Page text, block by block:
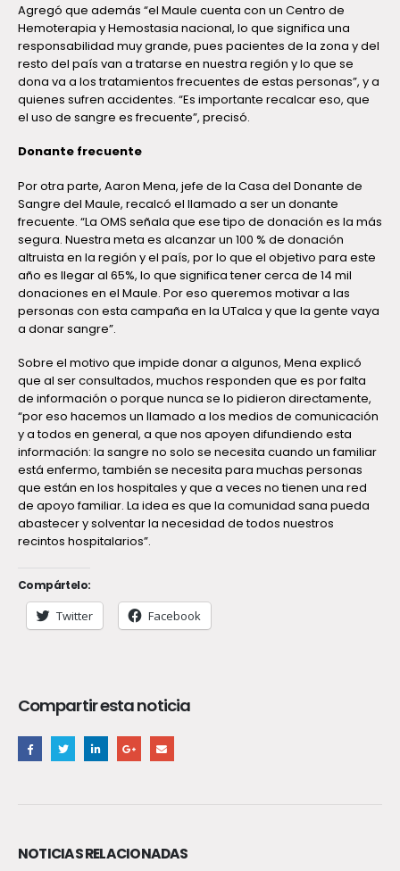
Agregó que además “el Maule cuenta con un Centro de
Hemoterapia y Hemostasia nacional, lo que significa una
responsabilidad muy grande, pues pacientes de la zona y del
resto del país van a tratarse en nuestra región y lo que se
dona va a los tratamientos frecuentes de estas personas”, y a
quienes sufren accidentes. “Es importante recalcar eso, que
el uso de sangre es frecuente”, precisó.
Donante frecuente
Por otra parte, Aaron Mena, jefe de la Casa del Donante de
Sangre del Maule, recalcó el llamado a ser un donante
frecuente. “La OMS señala que ese tipo de donación es la más
segura. Nuestra meta es alcanzar un 100 % de donación
altruista en la región y el país, por lo que el objetivo para este
año es llegar al 65%, lo que significa tener cerca de 14 mil
donaciones en el Maule. Por eso queremos motivar a las
personas con esta campaña en la UTalca y que la gente vaya
a donar sangre”.
Sobre el motivo que impide donar a algunos, Mena explicó
que al ser consultados, muchos responden que es por falta
de información o porque nunca se lo pidieron directamente,
“por eso hacemos un llamado a los medios de comunicación
y a todos en general, a que nos apoyen difundiendo esta
información: la sangre no solo se necesita cuando un familiar
está enfermo, también se necesita para muchas personas
que están en los hospitales y que a veces no tienen una red
de apoyo familiar. La idea es que la comunidad sana pueda
abastecer y solventar la necesidad de todos nuestros
recintos hospitalarios”.
Compártelo:
Twitter Facebook
Compartir esta noticia
NOTICIAS RELACIONADAS